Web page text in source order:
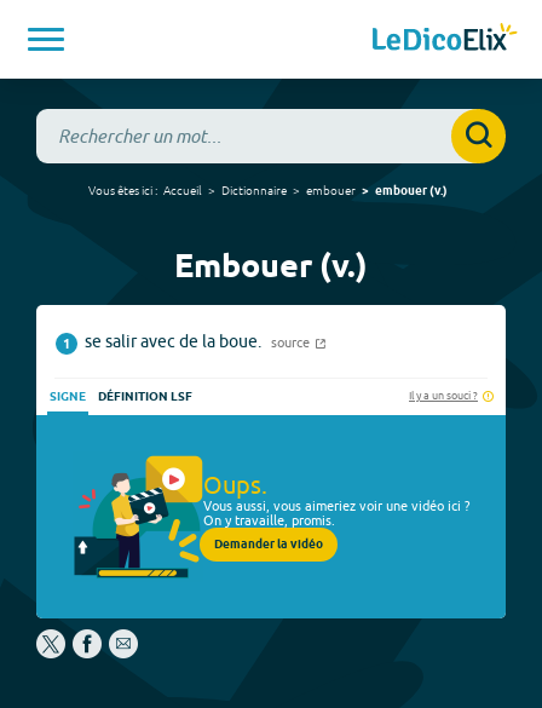
Vous êtes ici : Accueil Dictionnaire embouer embouer(v.)
Embouer (v.)
1 se salir avec de la boue. source
SIGNE DÉFINITION LSF Il y a un souci ?
Oups.
Vous aussi, vous aimeriez voir une vidéo ici ?
On y travaille, promis.
Demander la vidéo